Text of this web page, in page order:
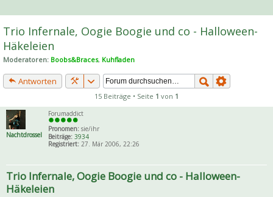
he
Trio Infernale, Oogie Boogie und co - Halloween-
Häkeleien
Moderatoren: Boobs&Braces, Kuhfladen
Antworten
15 Beiträge • Seite 1 von 1
Nachtdrossel
Forumaddict
Pronomen: sie/ihr
Beiträge: 3934
Registriert: 27. Mär 2006, 22:26
Trio Infernale, Oogie Boogie und co - Halloween-
Häkeleien